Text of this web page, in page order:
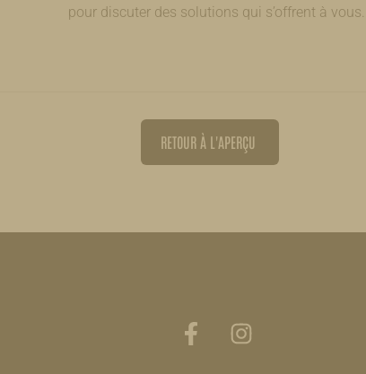
pour discuter des solutions qui s’offrent à vous.
RETOUR À L'APERÇU